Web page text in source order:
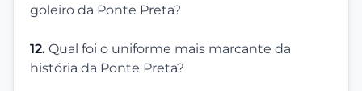
goleiro da Ponte Preta?
12. Qual foi o uniforme mais marcante da
história da Ponte Preta?